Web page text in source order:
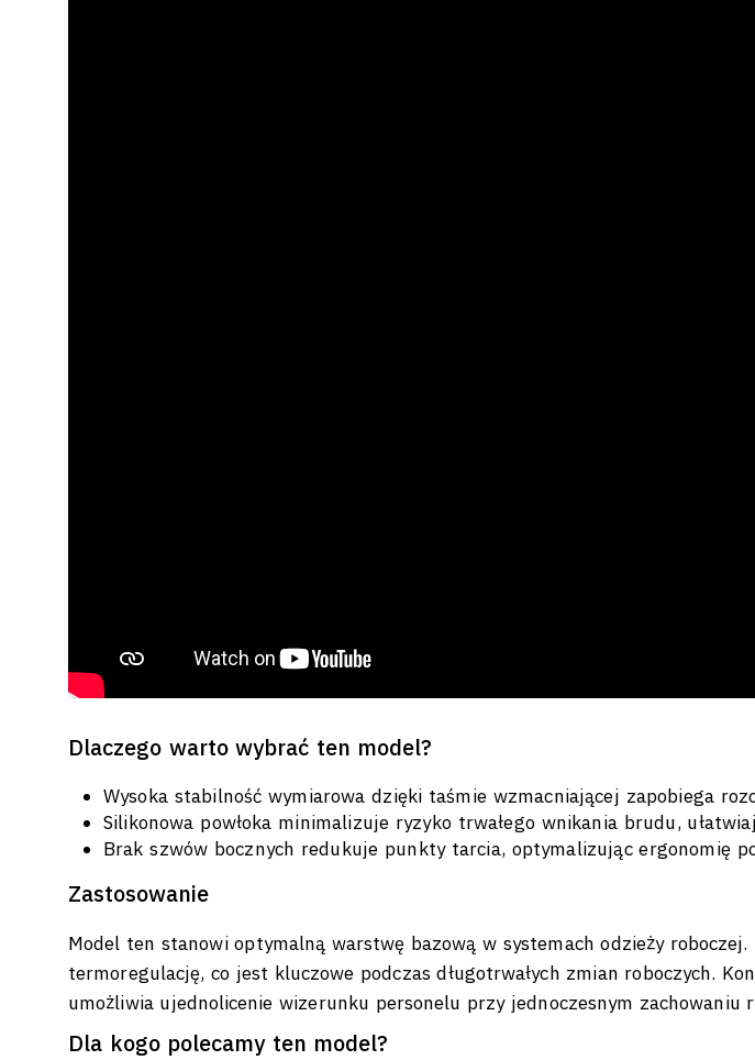
Dlaczego warto wybrać ten model?
Wysoka stabilność wymiarowa dzięki taśmie wzmacniającej zapobiega
Silikonowa powłoka minimalizuje ryzyko trwałego wnikania brudu,
Brak szwów bocznych redukuje punkty tarcia, optymalizując ergonomię
Zastosowanie
Model ten stanowi optymalną warstwę bazową w systemach odzieży
termoregulację, co jest kluczowe podczas długotrwałych zmian roboczych.
umożliwia ujednolicenie wizerunku personelu przy jednoczesnym zachowaniu
Dla kogo polecamy ten model?